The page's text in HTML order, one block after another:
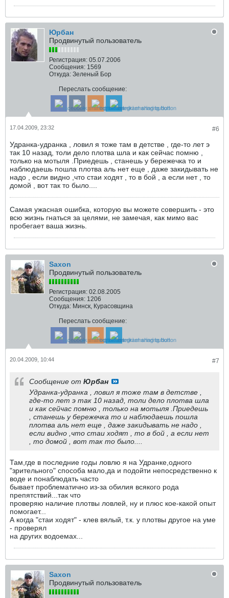
Юрбан
Продвинутый пользователь
Регистрация: 05.07.2006
Сообщения: 1569
Откуда: Зеленый Бор
Переслать сообщение:
#6
17.04.2009, 23:32
Удранка-удранка , ловил я тоже там в детстве , где-то лет э
так 10 назад, толи дело плотва шла и как сейчас помню ,
только на мотыля .Приедешь , станешь у бережечка то и
наблюдаешь пошла плотва аль нет еще , даже закидывать не
надо , если видно ,что стаи ходят , то в бой , а если нет , то
домой , вот так то было....
Самая ужасная ошибка, которую вы можете совершить - это
всю жизнь гнаться за целями, не замечая, как мимо вас
пробегает ваша жизнь.
Saxon
Продвинутый пользователь
Регистрация: 02.08.2005
Сообщения: 1206
Откуда: Минск, Курасовщина
Переслать сообщение:
#7
20.04.2009, 10:44
Сообщение от Юрбан
Удранка-удранка , ловил я тоже там в детстве ,
где-то лет э так 10 назад, толи дело плотва шла
и как сейчас помню , только на мотыля .Приедешь
, станешь у бережечка то и наблюдаешь пошла
плотва аль нет еще , даже закидывать не надо ,
если видно ,что стаи ходят , то в бой , а если нет
, то домой , вот так то было....
Там,где в последние годы ловлю я на Удранке,одного
"зрительного" способа мало,да и подойти непосредственно к
воде и понаблюдать часто
бывает проблематично из-за обилия всякого рода
препятствий...так что
проверяю наличие плотвы ловлей, ну и плюс кое-какой опыт
помогает...
А когда "стаи ходят" - клев вялый, т.к. у плотвы другое на уме
- проверял
на других водоемах...
Saxon
Продвинутый пользователь